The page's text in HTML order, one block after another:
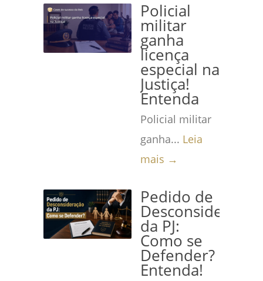
Policial
militar
ganha
licença
especial na
Justiça!
Entenda
Policial militar
ganha... Leia
mais →
Pedido de
Desconsideração
da PJ:
Como se
Defender?
Entenda!